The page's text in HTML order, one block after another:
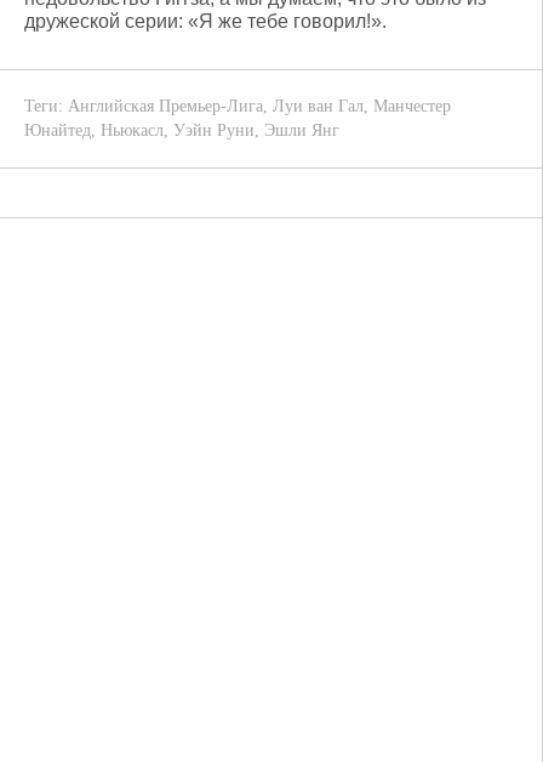
дружеской серии: «Я же тебе говорил!».
Теги: Английская Премьер-Лига, Луи ван Гал, Манчестер
Юнайтед, Ньюкасл, Уэйн Руни, Эшли Янг